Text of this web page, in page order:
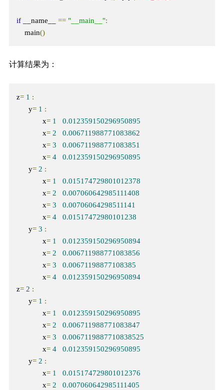
if __name__ == "__main__":
    main
()
计算结果为：
z= 1 :
      y
= 1 :
             x
= 1
0.012359150296950895
             x
= 2
0.006711988771083862
             x
= 3
0.006711988771083851
             x
= 4
0.012359150296950895
      y
= 2 :
             x
= 1
0.015174729801012378
             x
= 2
0.007060642985111408
             x
= 3
0.00706064298511141
             x
= 4
0.01517472980101238
      y
= 3 :
             x
= 1
0.012359150296950894
             x
= 2
0.006711988771083856
             x
= 3
0.00671198877108385
             x
= 4
0.012359150296950894
z= 2 :
      y
= 1 :
             x
= 1
0.012359150296950895
             x
= 2
0.006711988771083847
             x
= 3
0.0067119887710838525
             x
= 4
0.012359150296950895
      y
= 2 :
             x
= 1
0.015174729801012376
             x
= 2
0.007060642985111405